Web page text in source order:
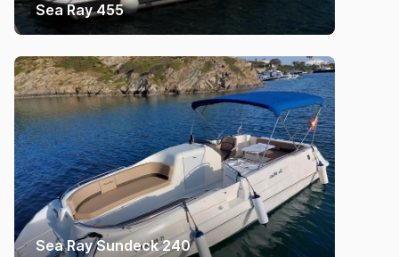
Sea Ray 455
Sea Ray Sundeck 240